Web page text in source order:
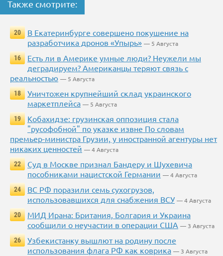
Также смотрите:
20
В Екатеринбурге совершено покушение на
разработчика дронов «Упырь» — 5 Августа
16
Есть ли в Америке умные люди? Неужели мы
деградируем? Американцы теряют связь с
реальностью — 5 Августа
18
Уничтожен крупнейший склад украинского
маркетплейса — 5 Августа
19
Кобахидзе: грузинская оппозиция стала
"русофобной" по указке извне По словам
премьер-министра Грузии, у иностранной агентуры нет
никаких ценностей — 4 Августа
22
Суд в Москве признал Бандеру и Шухевича
пособниками нацистской Германии — 4 Августа
24
ВС РФ поразили семь сухогрузов,
использовавшихся для снабжения ВСУ — 4 Августа
20
МИД Ирана: Британия, Болгария и Украина
сообщили о неучастии в операции США — 3 Августа
26
Узбекистанку вышлют на родину после
использования флага РФ как коврика — 3 Августа